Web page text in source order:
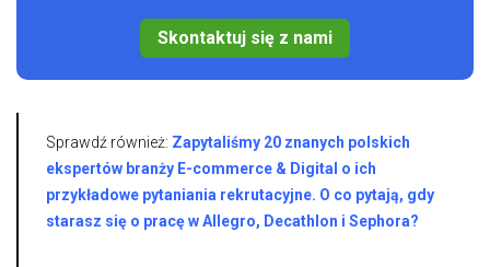
Skontaktuj się z nami
Sprawdź również: Zapytaliśmy 20 znanych polskich
ekspertów branży E-commerce & Digital o ich
przykładowe pytaniania rekrutacyjne. O co pytają, gdy
starasz się o pracę w Allegro, Decathlon i Sephora?